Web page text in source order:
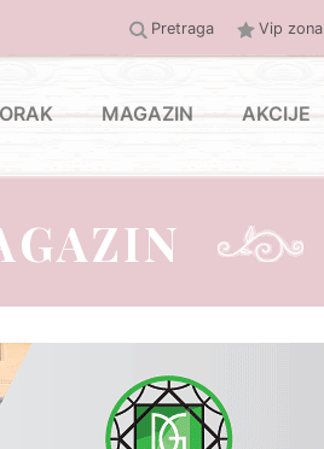
Pretraga Vip zona
MAGAZIN AKCIJE